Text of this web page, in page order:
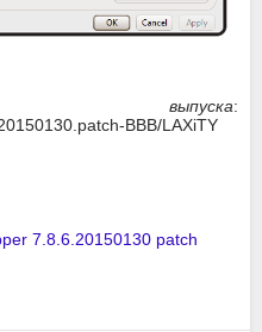
выпуска:
BBB/LAXiTY
7.8.6.20150130 patch